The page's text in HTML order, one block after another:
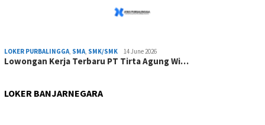
LOKER PURBALINGGA, SMA, SMK/SMK 14 June 2026
Lowongan Kerja Terbaru PT Tirta Agung Wi…
LOKER BANJARNEGARA